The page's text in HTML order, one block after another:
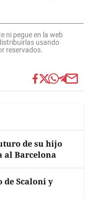
ni pegue en la web
usando
reservados.
de su hijo
al Barcelona
Scaloni y